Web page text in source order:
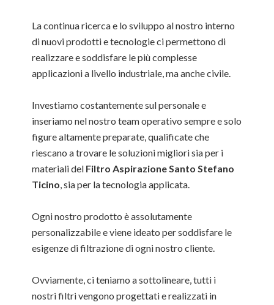
La continua ricerca e lo sviluppo al nostro interno
di nuovi prodotti e tecnologie ci permettono di
realizzare e soddisfare le più complesse
applicazioni a livello industriale, ma anche civile.
Investiamo costantemente sul personale e
inseriamo nel nostro team operativo sempre e solo
figure altamente preparate, qualificate che
riescano a trovare le soluzioni migliori sia per i
materiali del Filtro Aspirazione Santo Stefano
Ticino, sia per la tecnologia applicata.
Ogni nostro prodotto è assolutamente
personalizzabile e viene ideato per soddisfare le
esigenze di filtrazione di ogni nostro cliente.
Ovviamente, ci teniamo a sottolineare, tutti i
nostri filtri vengono progettati e realizzati in